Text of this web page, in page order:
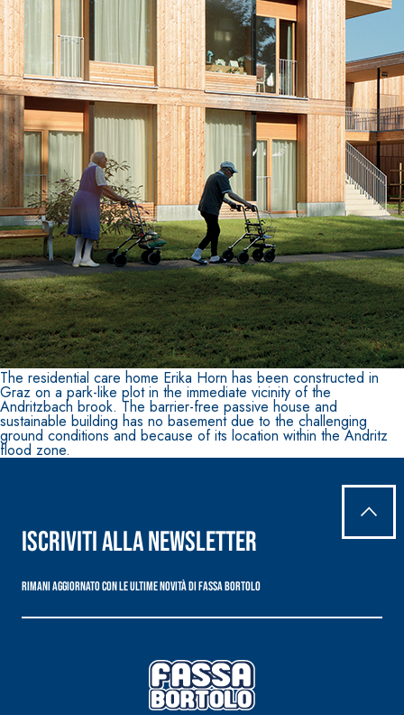
The residential care home Erika Horn has been constructed in
Graz on a park-like plot in the immediate vicinity of the
Andritzbach brook. The barrier-free passive house and
sustainable building has no basement due to the challenging
ground conditions and because of its location within the Andritz
flood zone.
Sistema INTONACATURA E COSTRUZIONE
PRODOTTI A BASE CALCE AEREA
KB 13 EVOLUTION
Intonaco di fondo bianco fibrorinforzato a base
aerea, per interni ed esterni
GEOACTIVE R4 40
Malta rapida contenente speciali leganti
polimero-modificata, tixotropica,
Iscriviti alla newsletter
Rimani aggiornato con le ultime novità di Fassa Bortolo